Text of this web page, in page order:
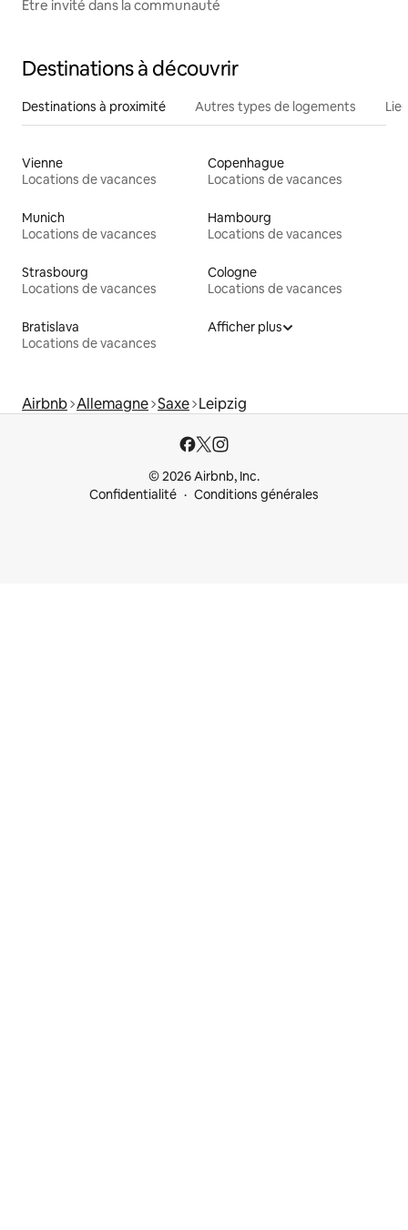
Être invité dans la communauté
Destinations à découvrir
Destinations à proximité Autres types de logements
Vienne
Locations de vacances
Copenhague
Locations de vacances
Munich
Locations de vacances
Hambourg
Locations de vacances
Strasbourg
Locations de vacances
Cologne
Locations de vacances
Bratislava
Locations de vacances
Afficher plus
Airbnb Allemagne Saxe Leipzig
© 2026 Airbnb, Inc.
Confidentialité
Conditions générales